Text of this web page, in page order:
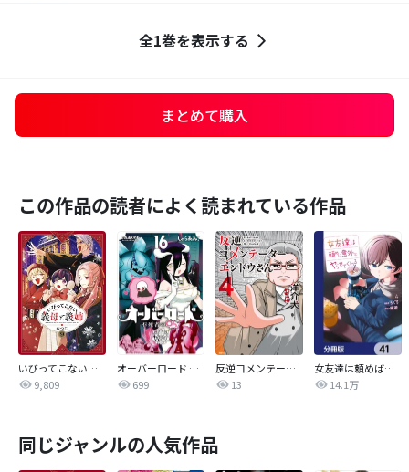
全1巻を表示する
まとめて購入
この作品の読者によく読まれている作品
いびってこない義母と義姉
9,809
オーバーロード 不死者のOh!
699
反逆コメンテーターエンドウさん
13
女友達は頼めば意外とヤらせてくれる【分冊版】
14.1万
同じジャンルの人気作品